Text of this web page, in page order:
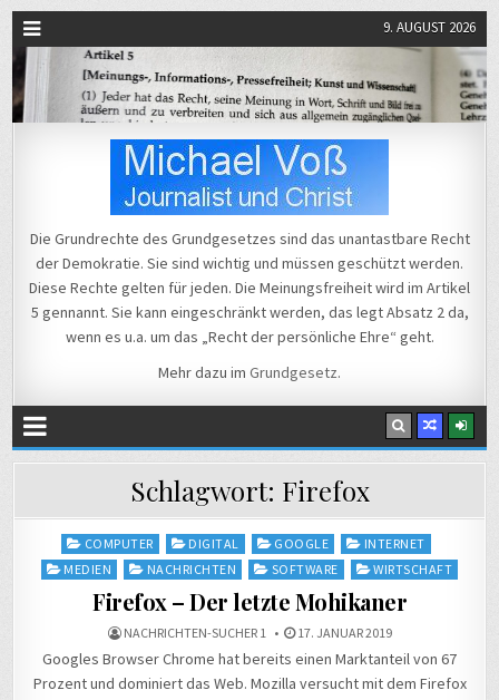
9. AUGUST 2026
Michael Voß
Die Grundrechte des Grundgesetzes sind das unantastbare Recht
der Demokratie. Sie sind wichtig und müssen geschützt werden.
Diese Rechte gelten für jeden. Die Meinungsfreiheit wird im Artikel
5 gennannt. Sie kann eingeschränkt werden, das legt Absatz 2 da,
wenn es u.a. um das „Recht der persönliche Ehre“ geht.
Mehr dazu im Grundgesetz.
Schlagwort: Firefox
Posted
in
COMPUTER DIGITAL GOOGLE
INTERNET
MEDIEN
NACHRICHTEN SOFTWARE WIRTSCHAFT
Firefox – Der letzte Mohikaner
NACHRICHTEN-SUCHER 1 17. JANUAR 2019
Googles Browser Chrome hat bereits einen Marktanteil von 67
Prozent und dominiert das Web. Mozilla versucht mit dem Firefox